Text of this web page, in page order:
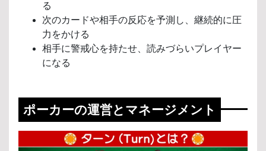
る
次のカードや相手の反応を予測し、継続的に圧
力をかける
相手に警戒心を持たせ、読みづらいプレイヤー
になる
ポーカーの運営とマネージメント